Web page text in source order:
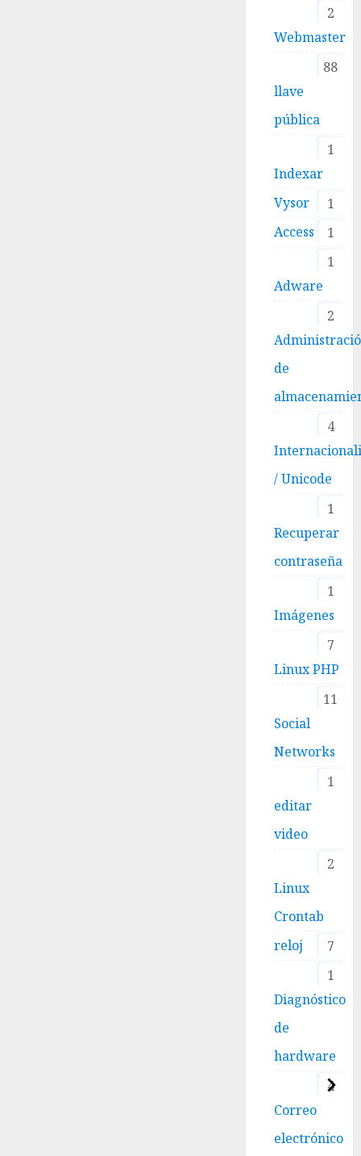
2
Webmaster
88
llave
pública
1
Indexar
1
Vysor
1
Access
1
Adware
2
de
4
/ Unicode
1
Recuperar
contraseña
1
Imágenes
7
Linux PHP
11
Social
Networks
1
editar
video
2
Linux
Crontab
7
reloj
1
Diagnóstico
de
hardware
4
Correo
electrónico